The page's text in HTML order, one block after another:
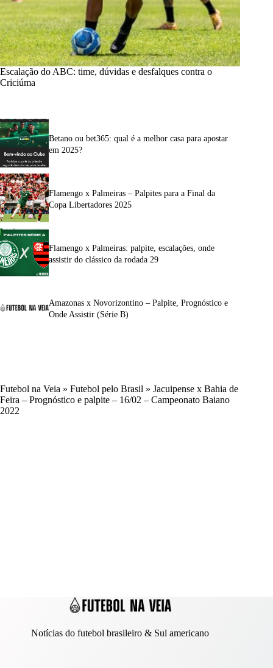
Escalação do ABC: time, dúvidas e desfalques contra o
Criciúma
Betano ou bet365: qual é a melhor casa para apostar
em 2025?
Flamengo x Palmeiras – Palpites para a Final da
Copa Libertadores 2025
Flamengo x Palmeiras: palpite, escalações, onde
assistir do clássico da rodada 29
Amazonas x Novorizontino – Palpite, Prognóstico e
Onde Assistir (Série B)
Futebol na Veia » Futebol pelo Brasil » Jacuipense x Bahia de
Feira – Prognóstico e palpite – 16/02 – Campeonato Baiano
2022
Notícias do futebol brasileiro & Sul americano